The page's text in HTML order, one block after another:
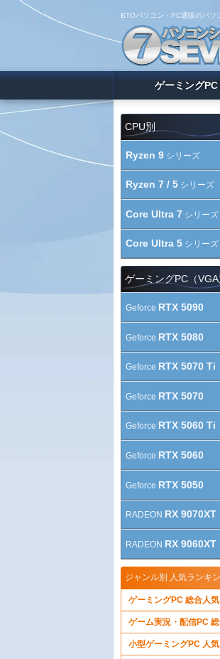
BTOパソコン・PC通販のパソ
ゲーミングPC
CPU別
Ryzen 9 シリーズ
Ryzen 7 / 5 シリーズ
Core Ultra 7 シリーズ
Core Ultra 5 シリーズ
ゲーミングPC（VGA
Geforce RTX 5090
Geforce RTX 5080
Geforce RTX 5070 Ti
Geforce RTX 5070
Geforce RTX 5060 Ti
Geforce RTX 5060
Geforce RTX 5050
RADEON RX 9070XT
RADEON RX 9060XT
ジャンル別 人気ランキ
ゲーミングPC 総合人気
ゲーム実況・配信PC
小型ゲーミングPC 人気